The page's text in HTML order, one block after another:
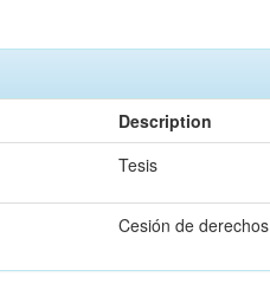
Description
Tesis
Cesión de derechos